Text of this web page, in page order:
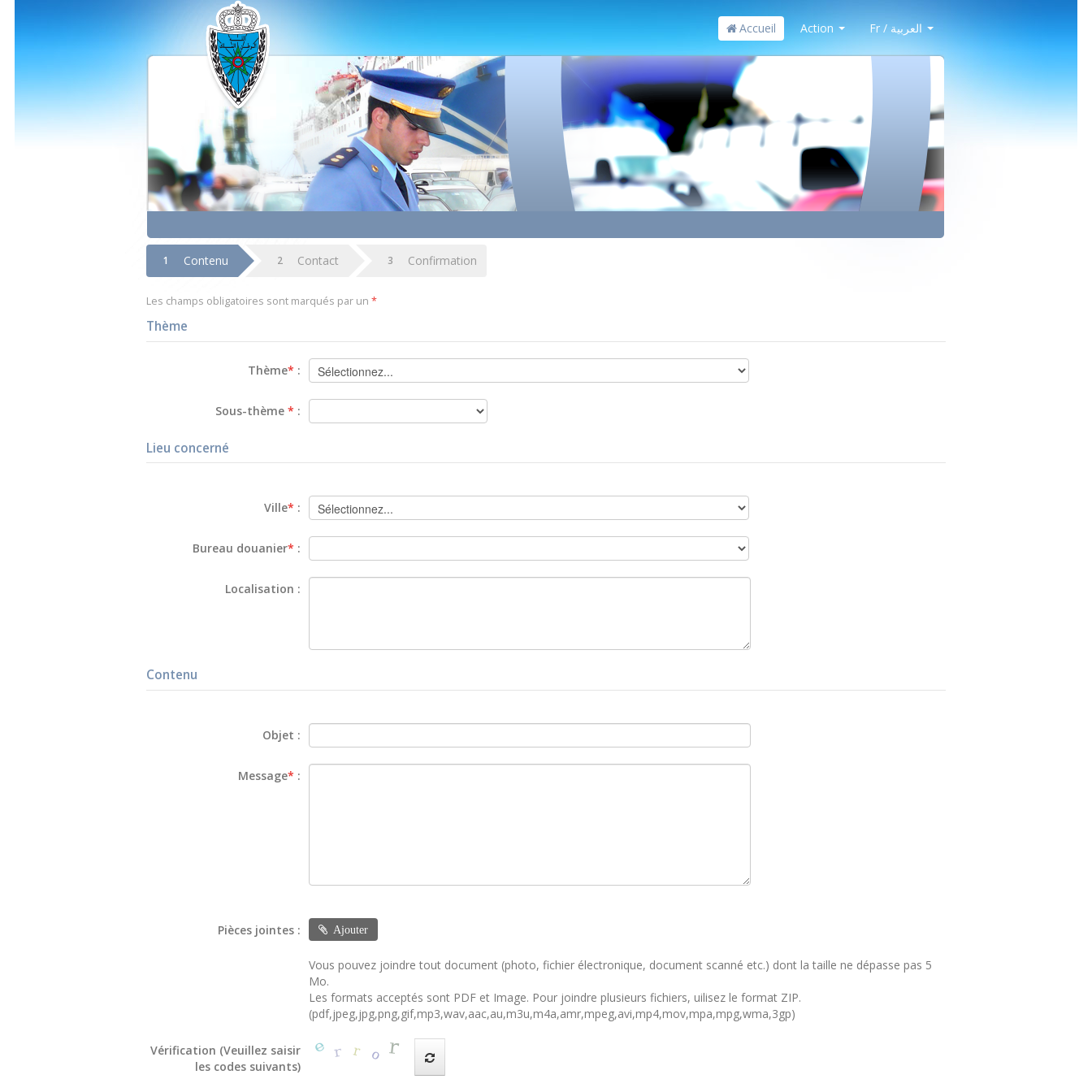
Accueil Action
1 Contenu 2 Contact 3 Confirmation
Les champs obligatoires sont marqués par un *
Thème
Thème* :
Sous-thème * :
Lieu concerné
Ville* :
Bureau douanier* :
Localisation :
Contenu
Objet :
Message* :
Pièces jointes : Ajouter
Vous pouvez joindre tout document (photo, fichier électronique, document scanné etc.) dont la taille ne dépasse pas 5
Mo.
Les formats acceptés sont PDF et Image. Pour joindre plusieurs fichiers, uilisez le format ZIP.
(pdf,jpeg,jpg,png,gif,mp3,wav,aac,au,m3u,m4a,amr,mpeg,avi,mp4,mov,mpa,mpg,wma,3gp)
Vérification (Veuillez saisir
les codes suivants)